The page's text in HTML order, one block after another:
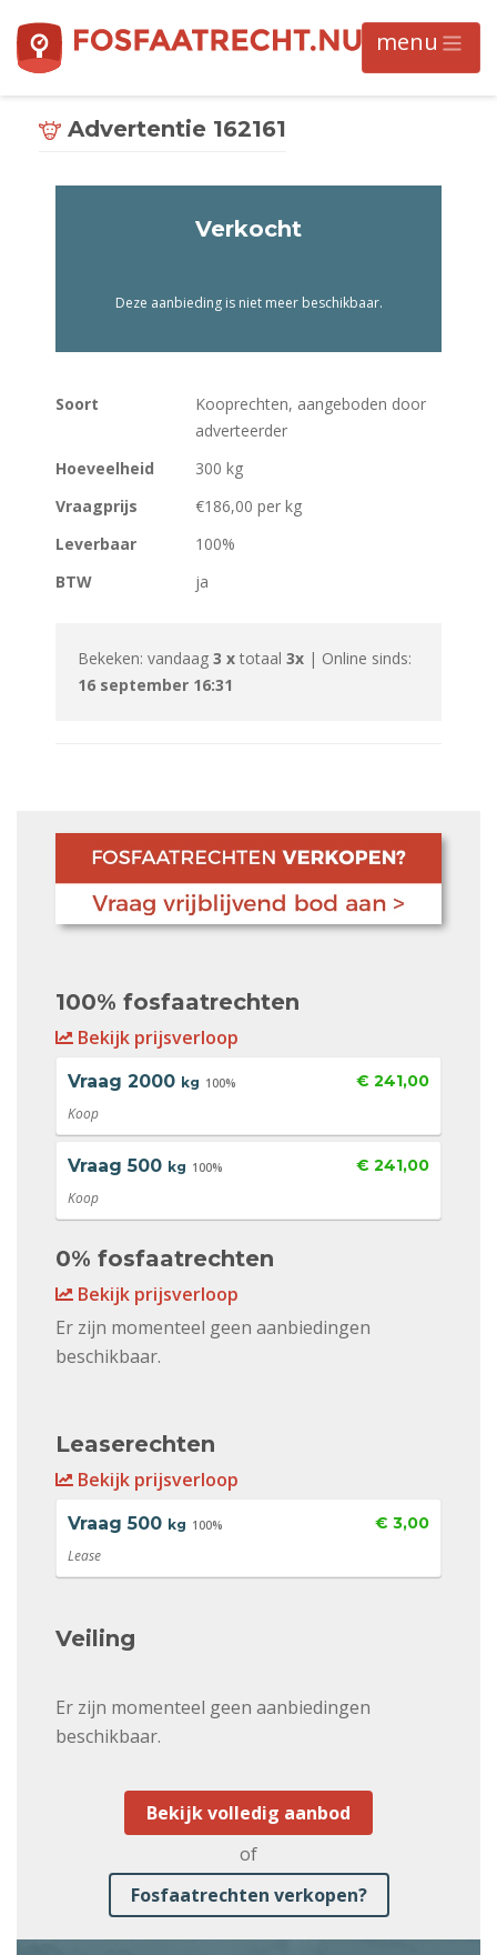
Advertentie 162161
Soort
Kooprechten, aangeboden door
adverteerder
Hoeveelheid
300 kg
Vraagprijs
€186,00 per kg
Leverbaar
100%
BTW
ja
Bekeken: vandaag 3 x totaal 3x | Online sinds:
16 september 16:31
Verkocht
Deze aanbieding is niet meer beschikbaar.
100% fosfaatrechten
Bekijk prijsverloop
Vraag 2000 kg 100% € 241,00
Koop
Vraag 500 kg 100% € 241,00
Koop
0% fosfaatrechten
Bekijk prijsverloop
Er zijn momenteel geen aanbiedingen
beschikbaar.
Leaserechten
Bekijk prijsverloop
Vraag 500 kg 100% € 3,00
Lease
Veiling
Er zijn momenteel geen aanbiedingen
beschikbaar.
Bekijk volledig aanbod
of
Fosfaatrechten verkopen?